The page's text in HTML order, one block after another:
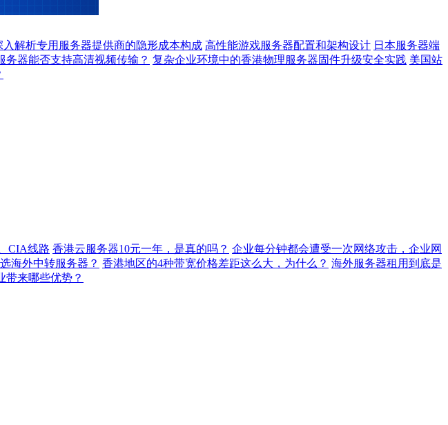
入解析专用服务器提供商的隐形成本构成 高性能游戏服务器配置和架构设计 日本服务器端
务器能否支持高清视频传输？ 复杂企业环境中的香港物理服务器固件升级安全实践 美国站
CIA线路 香港云服务器10元一年，是真的吗？ 企业每分钟都会遭受一次网络攻击，企业网
海外中转服务器？ 香港地区的4种带宽价格差距这么大，为什么？ 海外服务器租用到底是
带来哪些优势？